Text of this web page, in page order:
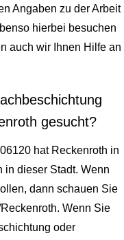
Angaben zu der Arbeit
hierbei besuchen
auch wir Ihnen Hilfe an
gesucht?
hat Reckenroth in
in dieser Stadt. Wenn
dann schauen Sie
Wenn Sie
oder